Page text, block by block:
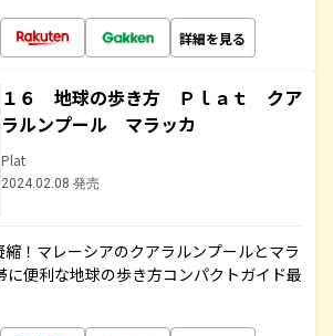
詳細を見る
１６ 地球の歩き方 Ｐｌａｔ クア
ラルンプール マラッカ
Plat
2024.02.08 発売
縮！マレーシアのクアラルンプールとマラ
に便利な地球の歩き方コンパクトガイド最